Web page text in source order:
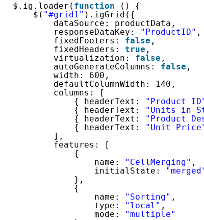
$.ig.loader( function
() {
$( "#grid1" ).igGrid({
dataSource: productData,
responseDataKey:
"ProductID" ,
fixedFooters: false ,
fixedHeaders: true ,
virtualization: false ,
autoGenerateColumns: false ,
width: 600,
defaultColumnWidth: 140,
columns: [
{ headerText:
"Product
{ headerText:
"Units in
{ headerText:
"Product
{ headerText:
"Unit
],
features: [
{
name:
"CellMerging" ,
initialState:
},
{
name:
"Sorting" ,
type:
"local" ,
mode:
"multiple"